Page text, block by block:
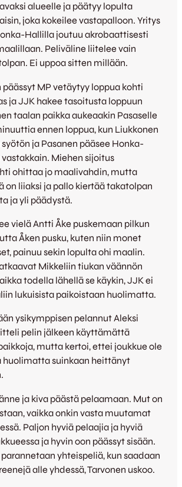
alueelle ja päätyy lopulta
joka kokeilee vastapalloon. Yritys
Hallilla joutuu akrobaattisesti
Peliväline liitelee vain
Ei uppoa sitten millään.
MP vetäytyy loppua kohti
ja JJK hakee tasoitusta loppuun
taalan paikka aukeaakin Pasaselle
ennen loppua, kun Liukkonen
ja Pasanen pääsee Honka-
Miehen sijoitus
ohittaa jo maalivahdin, mutta
on liiaksi ja pallo kiertää takatolpan
ja yli päädystä.
vielä Antti Åke puskemaan pilkun
Åken pusku, kuten niin monet
painuu sekin lopulta ohi maalin.
Mikkeliin tiukan väännön
todella lähellä se käykin, JJK ei
lukuisista paikoistaan huolimatta.
ysikymppisen pelannut Aleksi
pelin jälkeen käyttämättä
mutta kertoi, ettei joukkue ole
huolimatta suinkaan heittänyt
ja kiva päästä pelaamaan. Mut on
vaikka onkin vasta muutamat
Paljon hyviä pelaajia ja hyviä
ja hyvin oon päässyt sisään.
yhteispeliä, kun saadaan
alle yhdessä, Tarvonen uskoo.